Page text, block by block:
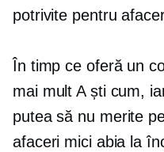
potrivite pentru
În timp ce oferă un
mai multA ști cum,
putea să nu merite
afaceri mici abia la